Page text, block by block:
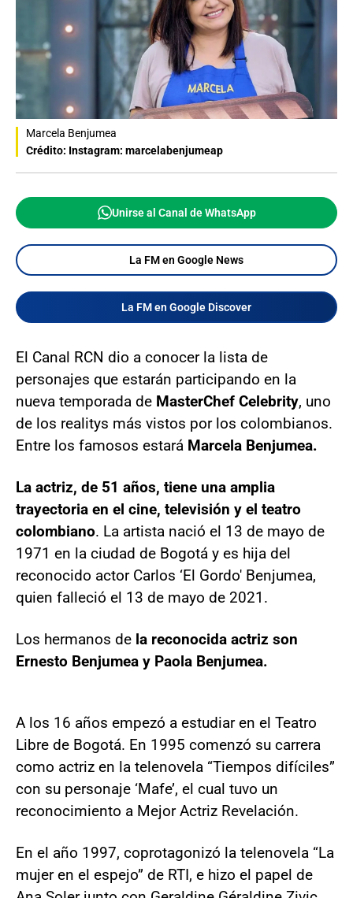
Marcela Benjumea
Crédito: Instagram: marcelabenjumeap
Unirse al Canal de WhatsApp
La FM en Google News
La FM en Google Discover
El Canal RCN dio a conocer la lista de
personajes que estarán participando en la
nueva temporada de MasterChef Celebrity, uno
de los realitys más vistos por los colombianos.
Entre los famosos estará Marcela Benjumea.
La actriz, de 51 años, tiene una amplia
trayectoria en el cine, televisión y el teatro
colombiano. La artista nació el 13 de mayo de
1971 en la ciudad de Bogotá y es hija del
reconocido actor Carlos ‘El Gordo' Benjumea,
quien falleció el 13 de mayo de 2021.
Los hermanos de la reconocida actriz son
Ernesto Benjumea y Paola Benjumea.
A los 16 años empezó a estudiar en el Teatro
Libre de Bogotá. En 1995 comenzó su carrera
como actriz en la telenovela “Tiempos difíciles”
con su personaje ‘Mafe’, el cual tuvo un
reconocimiento a Mejor Actriz Revelación.
En el año 1997, coprotagonizó la telenovela “La
mujer en el espejo” de RTI, e hizo el papel de